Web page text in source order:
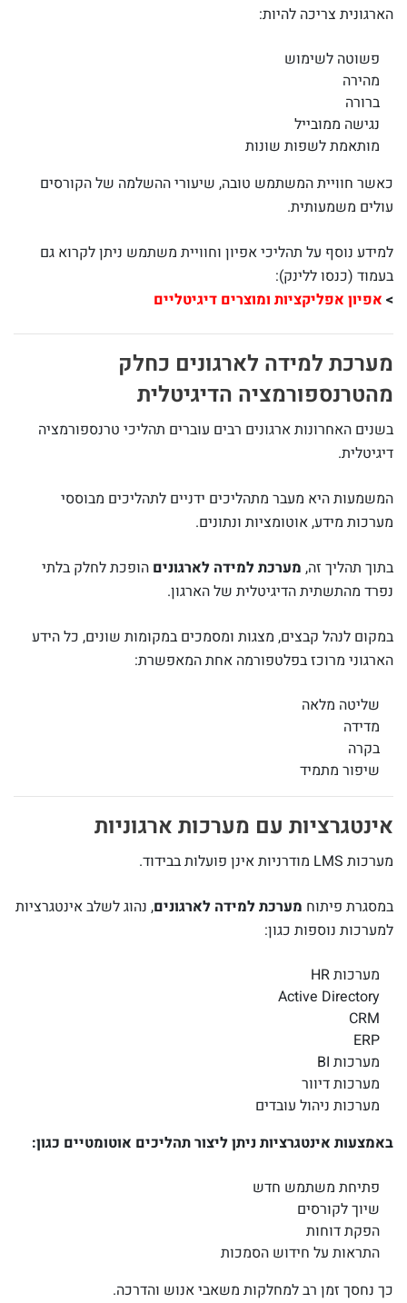
הארגונית צריכה להיות:
פשוטה לשימוש
מהירה
ברורה
נגישה ממובייל
מותאמת לשפות שונות
כאשר חוויית המשתמש טובה, שיעורי ההשלמה של הקורסים
עולים משמעותית.
למידע נוסף על תהליכי אפיון וחוויית משתמש ניתן לקרוא גם
בעמוד (כנסו ללינק):
> אפיון אפליקציות ומוצרים דיגיטליים
מערכת למידה לארגונים כחלק
מהטרנספורמציה הדיגיטלית
בשנים האחרונות ארגונים רבים עוברים תהליכי טרנספורמציה
דיגיטלית.
המשמעות היא מעבר מתהליכים ידניים לתהליכים מבוססי
מערכות מידע, אוטומציות ונתונים.
בתוך תהליך זה, מערכת למידה לארגונים הופכת לחלק בלתי
נפרד מהתשתית הדיגיטלית של הארגון.
במקום לנהל קבצים, מצגות ומסמכים במקומות שונים, כל הידע
הארגוני מרוכז בפלטפורמה אחת המאפשרת:
שליטה מלאה
מדידה
בקרה
שיפור מתמיד
אינטגרציות עם מערכות ארגוניות
מערכות LMS מודרניות אינן פועלות בבידוד.
במסגרת פיתוח מערכת למידה לארגונים, נהוג לשלב אינטגרציות
למערכות נוספות כגון:
מערכות HR
Active Directory
CRM
ERP
מערכות BI
מערכות דיוור
מערכות ניהול עובדים
באמצעות אינטגרציות ניתן ליצור תהליכים אוטומטיים כגון:
פתיחת משתמש חדש
שיוך לקורסים
הפקת דוחות
התראות על חידוש הסמכות
כך נחסך זמן רב למחלקות משאבי אנוש והדרכה.